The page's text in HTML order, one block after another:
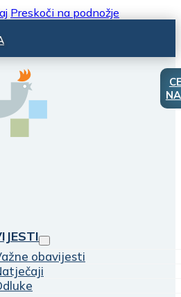
Preskoči na podnožje
obavijesti